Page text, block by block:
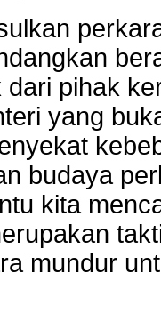
dari pihak
yang
budaya
kita
mundur